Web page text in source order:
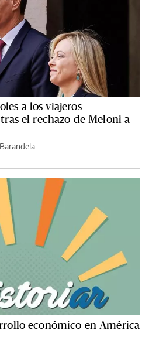
a los viajeros
el rechazo de Meloni a
económico en América